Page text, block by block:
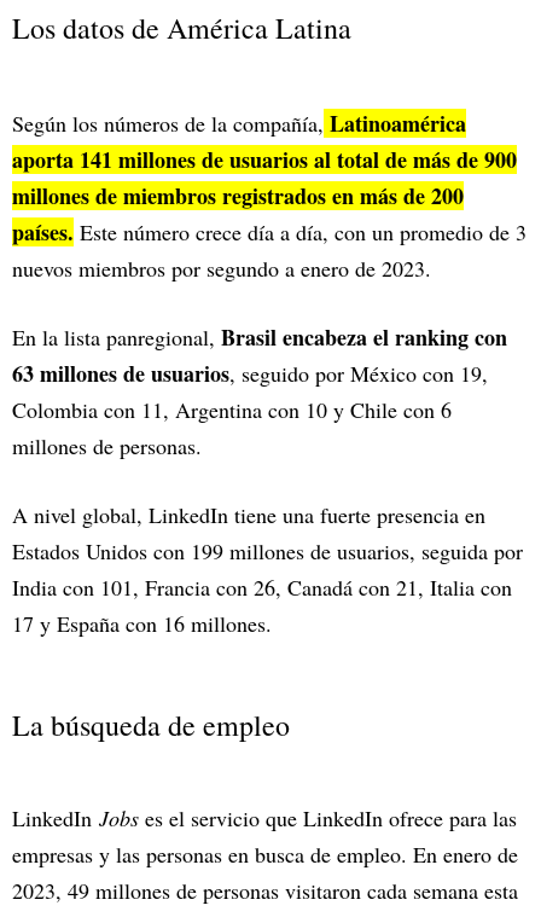
Los datos de América Latina
Según los números de la compañía, Latinoamérica
aporta 141 millones de usuarios al total de más de 900
millones de miembros registrados en más de 200
países. Este número crece día a día, con un promedio de 3
nuevos miembros por segundo a enero de 2023.
En la lista panregional, Brasil encabeza el ranking con
63 millones de usuarios, seguido por México con 19,
Colombia con 11, Argentina con 10 y Chile con 6
millones de personas.
A nivel global, LinkedIn tiene una fuerte presencia en
Estados Unidos con 199 millones de usuarios, seguida por
India con 101, Francia con 26, Canadá con 21, Italia con
17 y España con 16 millones.
La búsqueda de empleo
LinkedIn Jobs es el servicio que LinkedIn ofrece para las
empresas y las personas en busca de empleo. En enero de
2023, 49 millones de personas visitaron cada semana esta